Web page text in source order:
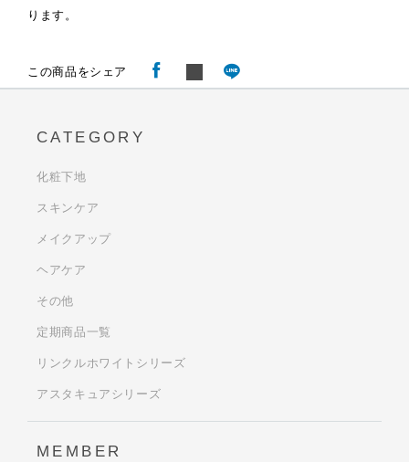
ります。
この商品をシェア
CATEGORY
化粧下地
スキンケア
メイクアップ
ヘアケア
その他
定期商品一覧
リンクルホワイトシリーズ
アスタキュアシリーズ
MEMBER